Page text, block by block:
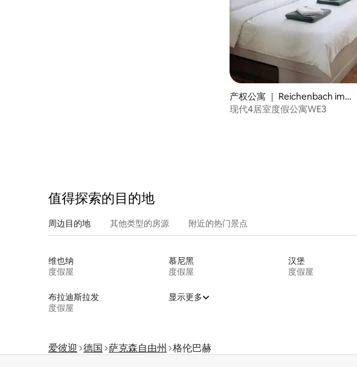
产权公寓 ｜ Reichenbach im V
ogtland
现代4居室度假公寓WE3
值得探索的目的地
周边目的地 其他类型的房源 附近的热门景点
维也纳
度假屋
慕尼黑
度假屋
汉堡
度假屋
布拉迪斯拉发
度假屋
显示更多
爱彼迎 德国 萨克森自由州 格伦巴赫